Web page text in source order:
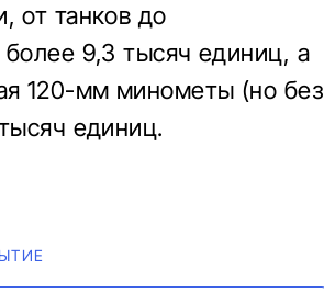
от танков до
9,3 тысяч единиц, а
120-мм минометы (но без
единиц.